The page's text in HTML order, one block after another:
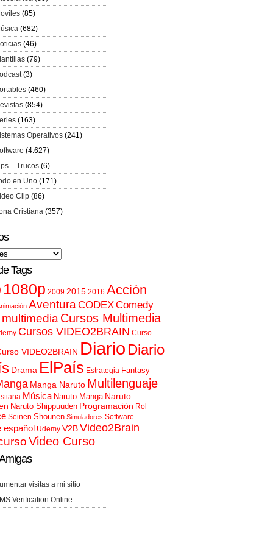
(85)
(682)
(46)
(79)
(3)
(460)
(854)
(163)
Operativos (241)
(4.627)
– Trucos (6)
en Uno (171)
Clip (86)
Cristiana (357)
Tags
1080p 2009 2015 2016 Acción
AventuraCODEXComedy
Cursos Multimedia
Cursos VIDEO2BRAIN Curso
VIDEO2BRAIN Diario Diario
Drama ElPaís Estrategia Fantasy
Manga Naruto Multilenguaje
Música Naruto Manga Naruto
Naruto Shippuuden Programación Rol
Seinen Shounen Simuladores Software
español Udemy V2BVideo2Brain
Video Curso
visitas a mi sitio
Verification Online